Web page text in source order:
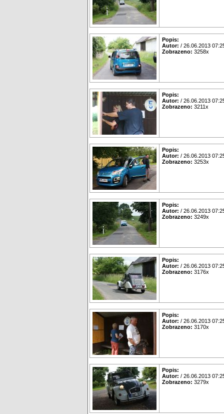
Popis:
Autor: / 26.06.2013
Zobrazeno: 3258x
Popis:
Autor: / 26.06.2013
Zobrazeno: 3211x
Popis:
Autor: / 26.06.2013
Zobrazeno: 3253x
Popis:
Autor: / 26.06.2013
Zobrazeno: 3249x
Popis:
Autor: / 26.06.2013
Zobrazeno: 3176x
Popis:
Autor: / 26.06.2013
Zobrazeno: 3170x
Popis:
Autor: / 26.06.2013
Zobrazeno: 3279x